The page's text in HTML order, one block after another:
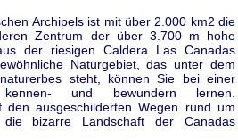
Archipels ist mit über 2.000 km2 die
Zentrum der über 3.700 m hohe
der riesigen Caldera Las Canadas
Naturgebiet, das unter dem
steht, können Sie bei einer
kennen- und bewundern lernen.
den ausgeschilderten Wegen rund um
bizarre Landschaft der Canadas